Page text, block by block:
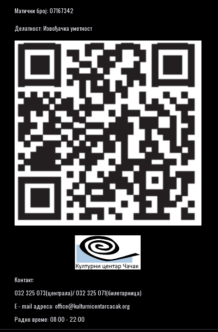
Матични број: 07167342
Делатност: Извођачка уметност
Контакт:
032 325 073(централа)/ 032 325 071(билетарница)
E - mail адреса: office@kulturnicentarcacak.org
Радно време: 08:00 - 22:00